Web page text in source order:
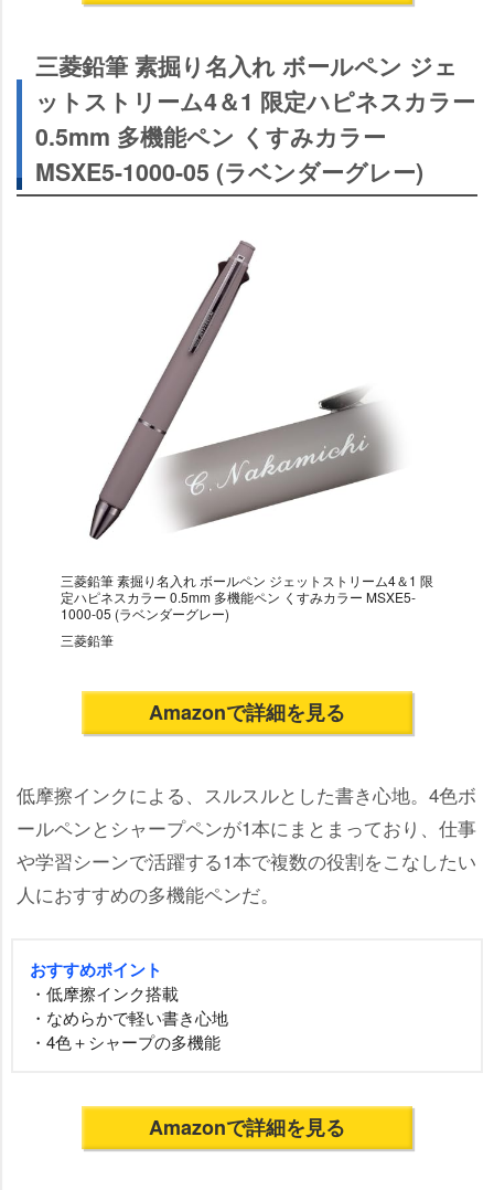
三菱鉛筆 素掘り名入れ ボールペン ジェ
ットストリーム4＆1 限定ハピネスカラー
0.5mm 多機能ペン くすみカラー
MSXE5-1000-05 (ラベンダーグレー)
三菱鉛筆 素掘り名入れ ボールペン ジェットストリーム4＆1 限
定ハピネスカラー 0.5mm 多機能ペン くすみカラー MSXE5-
1000-05 (ラベンダーグレー)
三菱鉛筆
Amazonで詳細を見る
低摩擦インクによる、スルスルとした書き心地。4色ボ
ールペンとシャープペンが1本にまとまっており、仕事
学習シーンで活躍する1本で複数の役割をこなしたい
人におすすめの多機能ペンだ。
おすすめポイント
・低摩擦インク搭載
・なめらかで軽い書き心地
・4色＋シャープの多機能
Amazonで詳細を見る